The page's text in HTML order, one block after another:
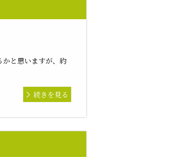
と思いますが、約
続きを見る